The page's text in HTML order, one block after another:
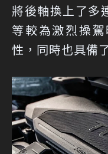
將後軸換上了多
等較為激烈操
性，同時也具備